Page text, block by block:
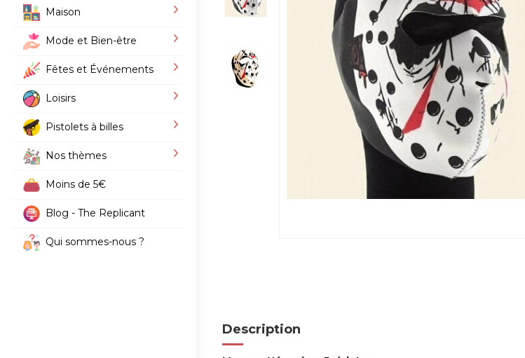
Maison
Mode et Bien-être
Fêtes et Événements
Loisirs
Pistolets à billes
Nos thèmes
Moins de 5€
Blog - The Replicant
Qui sommes-nous ?
Description